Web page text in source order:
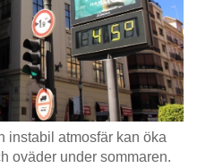
instabil atmosfär kan öka
oväder under sommaren.